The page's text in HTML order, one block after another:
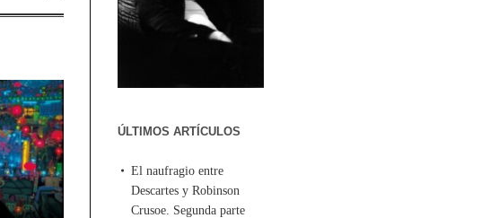
ÚLTIMOS ARTÍCULOS
El naufragio entre
Descartes y Robinson
Crusoe. Segunda parte